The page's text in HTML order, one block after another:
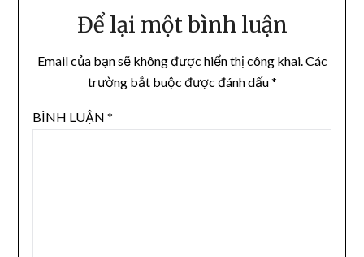
Để lại một bình luận
Email của bạn sẽ không được hiển thị công khai.Các
trường bắt buộc được đánh dấu*
BÌNH LUẬN *